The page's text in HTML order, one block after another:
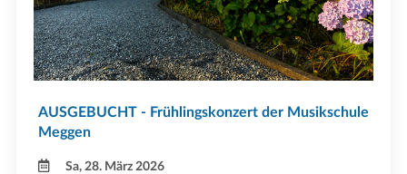
AUSGEBUCHT - Frühlingskonzert der Musikschule
Meggen
Sa, 28. März 2026